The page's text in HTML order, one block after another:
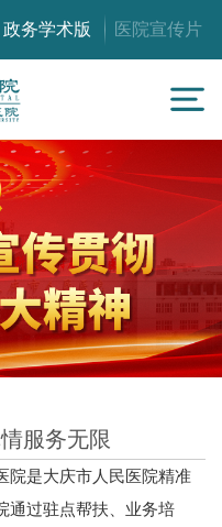
政务学术版 医院宣传片
服务无限
院是大庆市人民医院精准
通过驻点帮扶、业务培